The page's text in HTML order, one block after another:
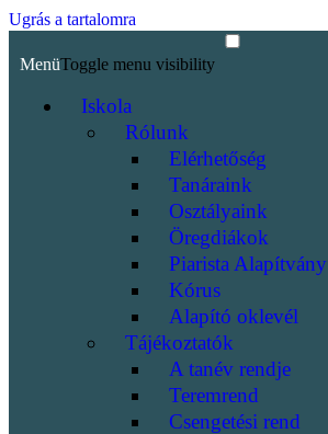
Ugrás a tartalomra
MenüToggle menu visibility
Iskola
Rólunk
Elérhetőség
Tanáraink
Osztályaink
Öregdiákok
Piarista Alapítvány
Kórus
Alapító oklevél
Tájékoztatók
A tanév rendje
Teremrend
Csengetési rend